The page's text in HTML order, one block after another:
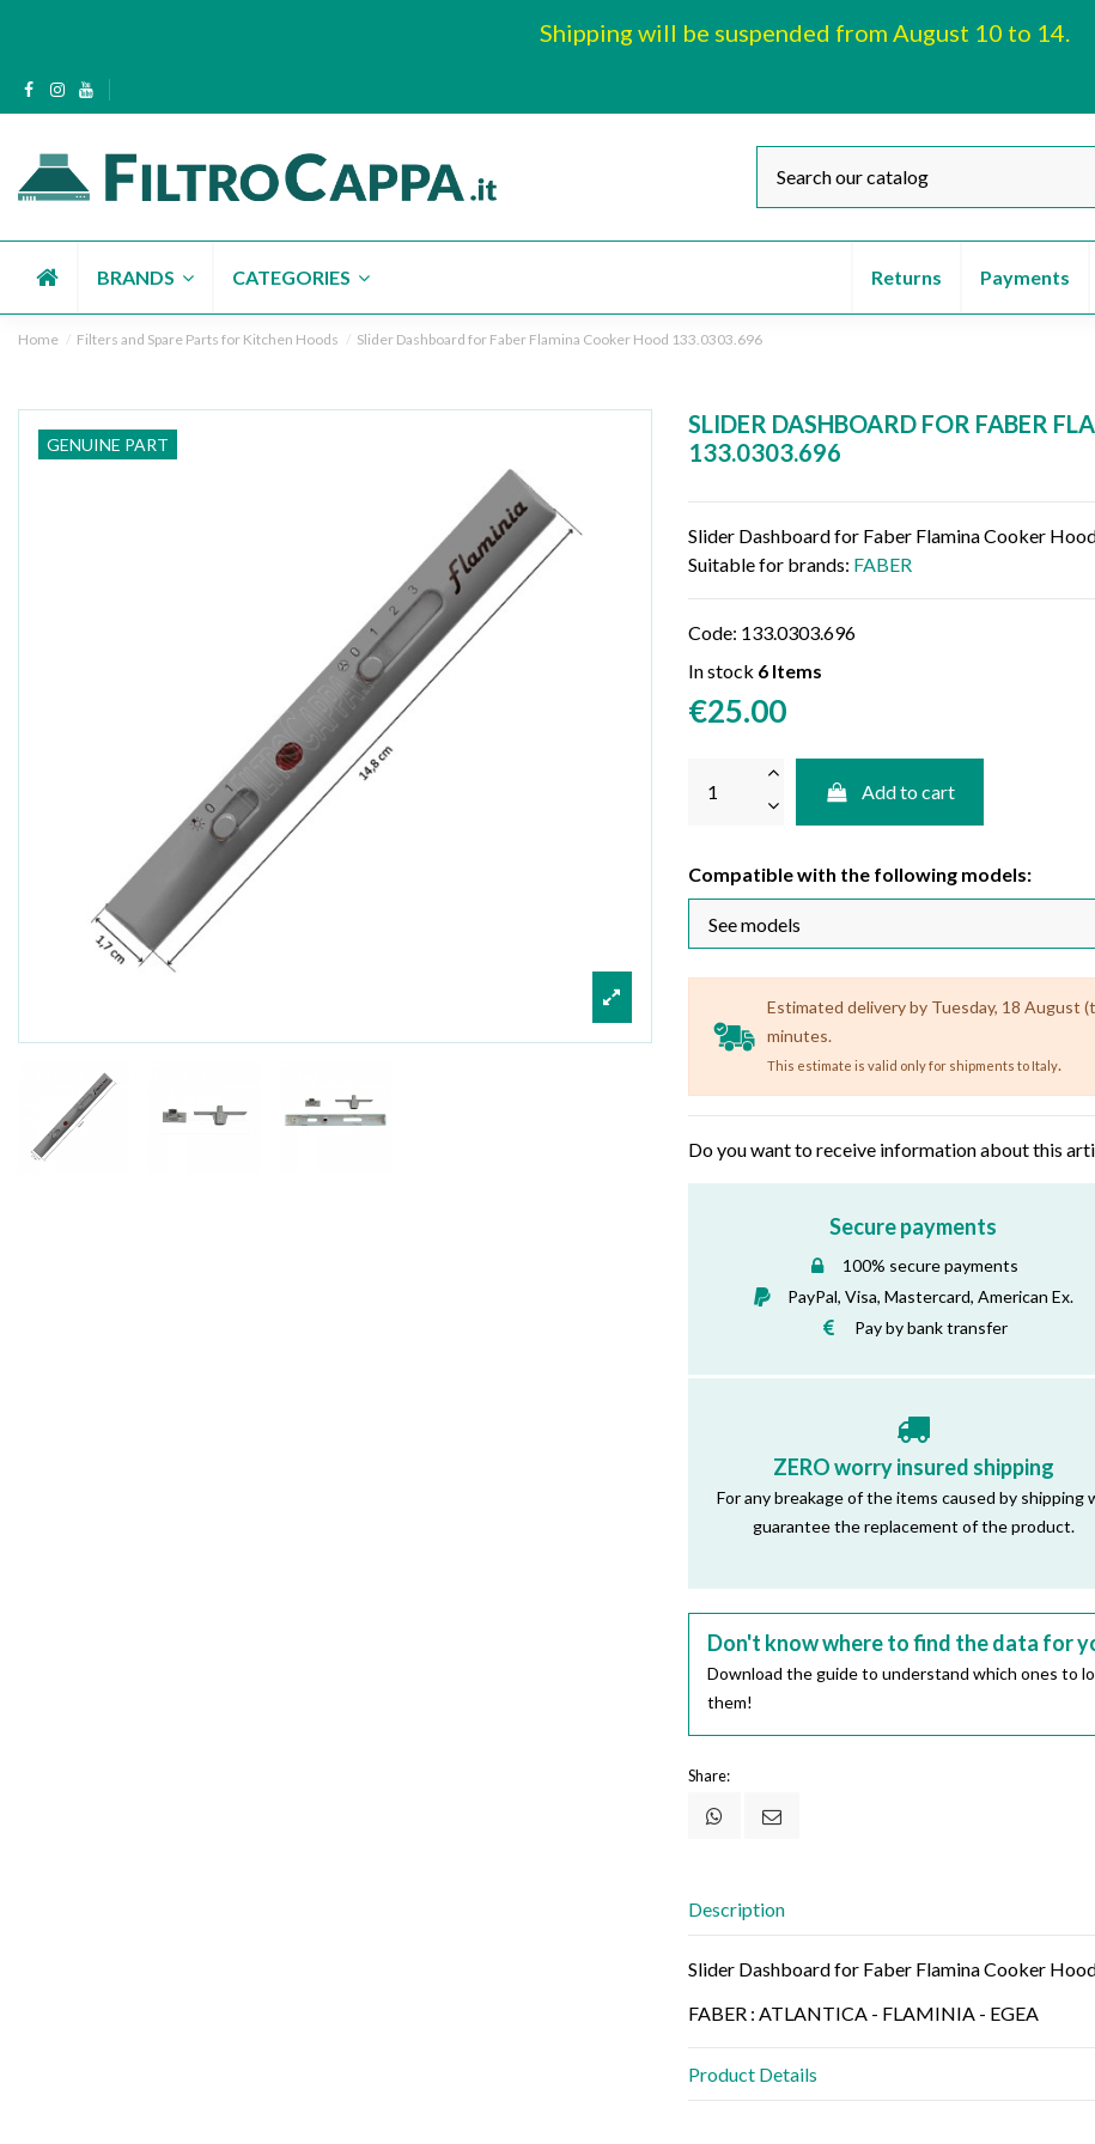
Shipping will be suspended from August 10 to 14.
BRANDS CATEGORIES Payments
Returns
Home Filters and Spare Parts for Kitchen Hoods Slider Dashboard for Faber Flamina Cooker Hood 133.0303.696
GENUINE PART
SLIDER DASHBOARD FOR FABER
133.0303.696
Slider Dashboard for Faber Flamina Cooker
Suitable for brands: FABER
Code: 133.0303.696
In stock 6 Items
€25.00
Add to cart
Compatible with the following models:
Estimated delivery by Tuesday, 18 August
minutes.
This estimate is valid only for shipments to Italy.
Do you want to receive information about this
Secure payments
100% secure payments
PayPal, Visa, Mastercard, American Ex.
Pay by bank transfer
ZERO worry insured shipping
For any breakage of the items caused by shipping
guarantee the replacement of the product.
Don't know where to find the data for
Download the guide to understand which ones to
them!
Share:
Description
Slider Dashboard for Faber Flamina Cooker
FABER : ATLANTICA - FLAMINIA - EGEA
Product Details